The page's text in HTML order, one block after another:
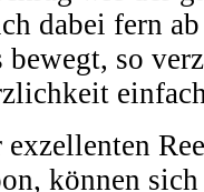
dabei fern
bewegt, so
können sich